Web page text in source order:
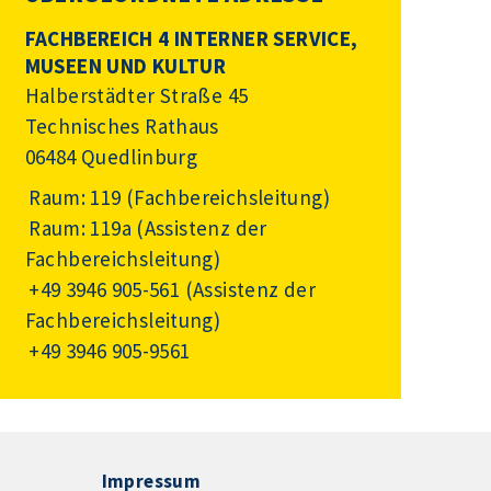
FACHBEREICH 4 INTERNER SERVICE,
MUSEEN UND KULTUR
Halberstädter Straße 45
Technisches Rathaus
06484 Quedlinburg
Raum: 119 (Fachbereichsleitung)
Raum: 119a (Assistenz der
Fachbereichsleitung)
+49 3946 905-561 (Assistenz der
Fachbereichsleitung)
+49 3946 905-9561
Impressum